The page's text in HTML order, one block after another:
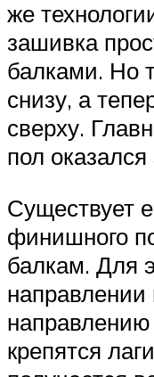
же
зашивка
балками. Но
снизу, а
сверху.
пол
Существует
финишного
балкам. Для
направлении
крепятся